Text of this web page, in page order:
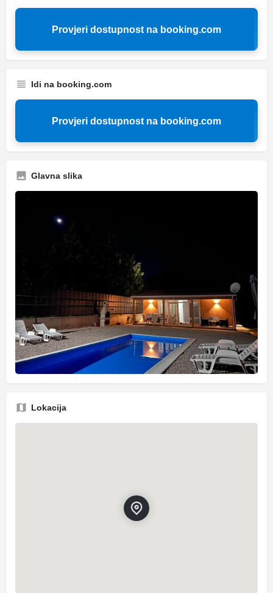
Provjeri dostupnost na booking.com
Idi na booking.com
Provjeri dostupnost na booking.com
Glavna slika
Lokacija